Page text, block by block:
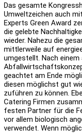
Das gesamte
Umweltzeichen auch
Experts Green Award
die gelebte
wieder. Nahezu die
mittlerweile auf
umgestellt. Nach einem
geachtet am Ende
diesen möglichst gut
zuführen zu können.
Catering Firmen
festen Partner für die
vor allem biologisch
verwendet. Wenn